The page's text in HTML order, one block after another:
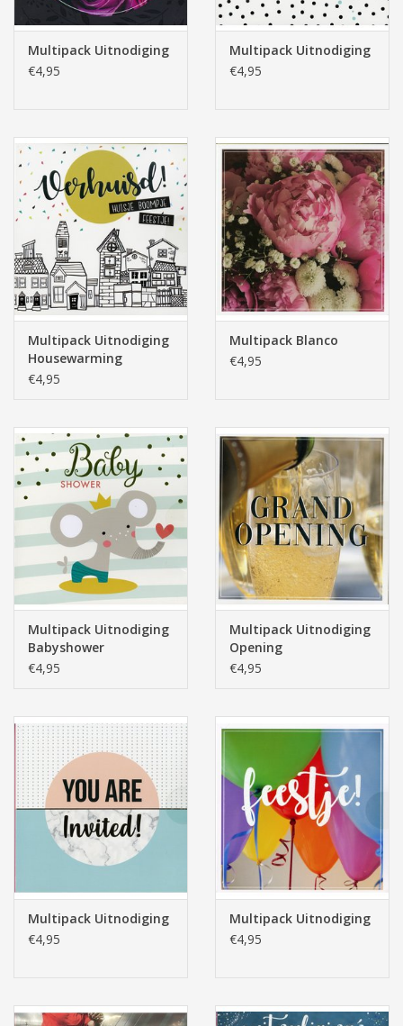
Multipack Uitnodiging
€4,95
Multipack Uitnodiging
€4,95
Multipack Uitnodiging
Housewarming
€4,95
Multipack Blanco
€4,95
Multipack Uitnodiging
Babyshower
€4,95
Multipack Uitnodiging
Opening
€4,95
Multipack Uitnodiging
€4,95
Multipack Uitnodiging
€4,95